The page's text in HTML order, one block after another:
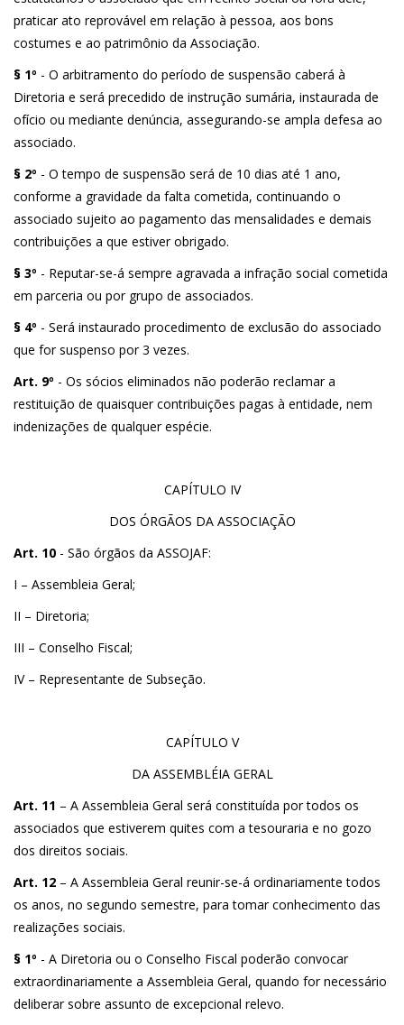
praticar ato reprovável em relação à pessoa, aos bons
costumes e ao patrimônio da Associação.
§ 1º - O arbitramento do período de suspensão caberá à
Diretoria e será precedido de instrução sumária, instaurada de
ofício ou mediante denúncia, assegurando-se ampla defesa ao
associado.
§ 2º - O tempo de suspensão será de 10 dias até 1 ano,
conforme a gravidade da falta cometida, continuando o
associado sujeito ao pagamento das mensalidades e demais
contribuições a que estiver obrigado.
§ 3º - Reputar-se-á sempre agravada a infração social cometida
em parceria ou por grupo de associados.
§ 4º - Será instaurado procedimento de exclusão do associado
que for suspenso por 3 vezes.
Art. 9º - Os sócios eliminados não poderão reclamar a
restituição de quaisquer contribuições pagas à entidade, nem
indenizações de qualquer espécie.
CAPÍTULO IV
DOS ÓRGÃOS DA ASSOCIAÇÃO
Art. 10 - São órgãos da ASSOJAF:
I – Assembleia Geral;
II – Diretoria;
III – Conselho Fiscal;
IV – Representante de Subseção.
CAPÍTULO V
DA ASSEMBLÉIA GERAL
Art. 11 – A Assembleia Geral será constituída por todos os
associados que estiverem quites com a tesouraria e no gozo
dos direitos sociais.
Art. 12 – A Assembleia Geral reunir-se-á ordinariamente todos
os anos, no segundo semestre, para tomar conhecimento das
realizações sociais.
§ 1º - A Diretoria ou o Conselho Fiscal poderão convocar
extraordinariamente a Assembleia Geral, quando for necessário
deliberar sobre assunto de excepcional relevo.